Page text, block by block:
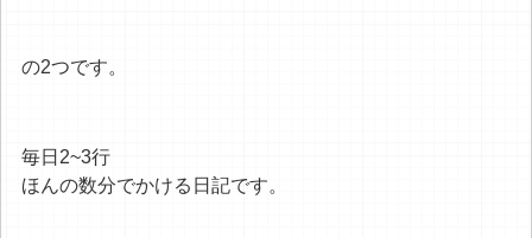
の2つです。
毎日2~3行
ほんの数分でかける日記です。